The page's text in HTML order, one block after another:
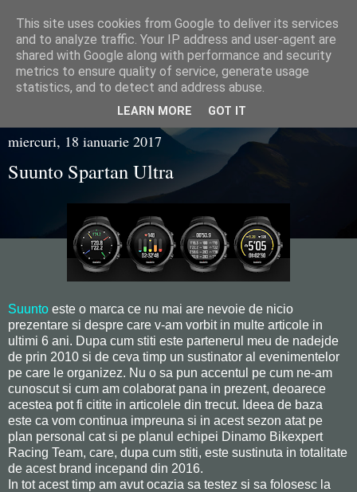
Razvan Juganaru
miercuri, 18 ianuarie 2017
Suunto Spartan Ultra
Suunto este o marca ce nu mai are nevoie de nicio
prezentare si despre care v-am vorbit in multe articole in
ultimi 6 ani. Dupa cum stiti este partenerul meu de nadejde
de prin 2010 si de ceva timp un sustinator al evenimentelor
pe care le organizez. Nu o sa pun accentul pe cum ne-am
cunoscut si cum am colaborat pana in prezent, deoarece
acestea pot fi citite in articolele din trecut. Ideea de baza
este ca vom continua impreuna si in acest sezon atat pe
plan personal cat si pe planul echipei Dinamo Bikexpert
Racing Team, care, dupa cum stiti, este sustinuta in totalitate
de acest brand incepand din 2016.
In tot acest timp am avut ocazia sa testez si sa folosesc la
This site uses cookies from Google to deliver its services
and to analyze traffic. Your IP address and user-agent are
shared with Google along with performance and security
metrics to ensure quality of service, generate usage
statistics, and to detect and address abuse.
LEARN MORE GOT IT